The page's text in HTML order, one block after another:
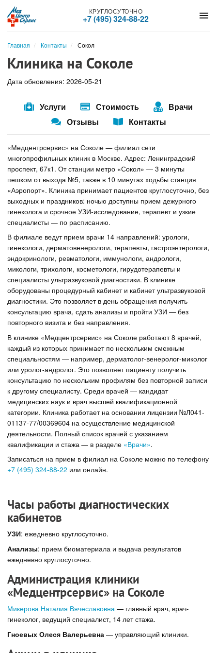
menu
КРУГЛОСУТОЧНО
+7 (495) 324-88-22
Главная Контакты Сокол
Клиника на Соколе
Дата обновления: 2026-05-21
Услуги Стоимость
Врачи
Отзывы
Контакты
«Медцентрсервис» на Соколе — филиал сети
многопрофильных клиник в Москве. Адрес: Ленинградский
проспект, 67к1. От станции метро «Сокол» — 3 минуты
пешком от выхода №5, также в 10 минутах ходьбы станция
«Аэропорт». Клиника принимает пациентов круглосуточно, без
выходных и праздников: ночью доступны прием дежурного
гинеколога и срочное УЗИ-исследование, терапевт и узкие
специалисты — по расписанию.
В филиале ведут прием врачи 14 направлений: урологи,
гинекологи, дерматовенерологи, терапевты, гастроэнтерологи,
эндокринологи, ревматологи, иммунологи, андрологи,
микологи, трихологи, косметологи, гирудотерапевты и
специалисты ультразвуковой диагностики. В клинике
оборудованы процедурный кабинет и кабинет ультразвуковой
диагностики. Это позволяет в день обращения получить
консультацию врача, сдать анализы и пройти УЗИ — без
повторного визита и без направления.
В клинике «Медцентрсервис» на Соколе работают 8 врачей,
каждый из которых принимает по нескольким смежным
специальностям — например, дерматолог-венеролог-миколог
или уролог-андролог. Это позволяет пациенту получить
консультацию по нескольким профилям без повторной записи
к другому специалисту. Среди врачей — кандидат
медицинских наук и врач высшей квалификационной
категории. Клиника работает на основании лицензии №Л041-
01137-77/00369604 на осуществление медицинской
деятельности. Полный список врачей с указанием
квалификации и стажа — в разделе «Врачи».
Записаться на прием в филиал на Соколе можно по телефону
+7 (495) 324-88-22 или онлайн.
Часы работы диагностических
кабинетов
УЗИ: ежедневно круглосуточно.
Анализы: прием биоматериала и выдача результатов
ежедневно круглосуточно.
Администрация клиники
«Медцентрсервис» на Соколе
Микерова Наталия Вячеславовна — главный врач, врач-
гинеколог, ведущий специалист, 14 лет стажа.
Гноевых Олеся Валерьевна — управляющий клиники.